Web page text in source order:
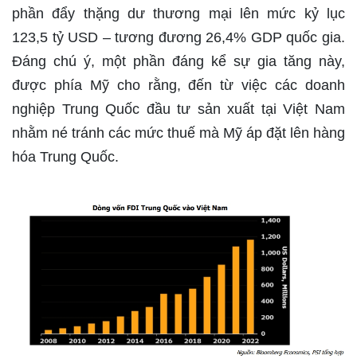
phần đẩy thặng dư thương mại lên mức kỷ lục
123,5 tỷ USD – tương đương 26,4% GDP quốc gia.
Đáng chú ý, một phần đáng kể sự gia tăng này,
được phía Mỹ cho rằng, đến từ việc các doanh
nghiệp Trung Quốc đầu tư sản xuất tại Việt Nam
nhằm né tránh các mức thuế mà Mỹ áp đặt lên hàng
hóa Trung Quốc.